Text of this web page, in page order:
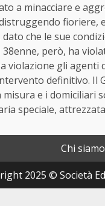
a minacciare e
fioriere,
che le sue
però, ha
violazione gli
definitivo. Il
misura e i
speciale,
Chi siamo
2025 © Società